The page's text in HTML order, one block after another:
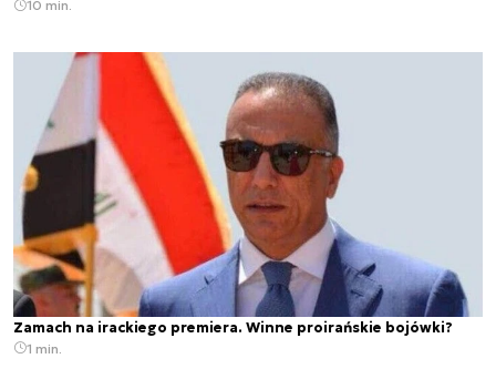
10 min.
Zamach na irackiego premiera. Winne proirańskie bojówki?
1 min.